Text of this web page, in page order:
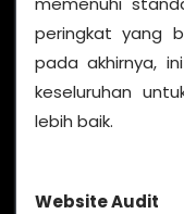
peringkat yang
pada akhirnya,
keseluruhan
lebih baik.
Website Audit